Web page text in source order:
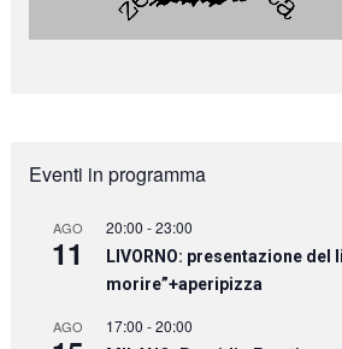
Eventi in programma
AGO
11
20:00 -23:00
LIVORNO: presentazione del
morire”+aperipizza
AGO 17:00 -20:00